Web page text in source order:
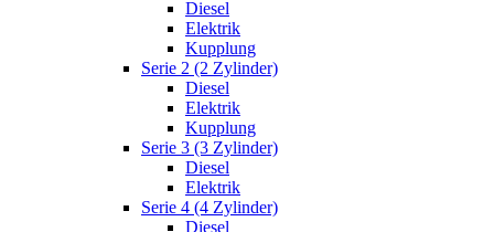
Diesel
Elektrik
Kupplung
Serie 2 (2 Zylinder)
Diesel
Elektrik
Kupplung
Serie 3 (3 Zylinder)
Diesel
Elektrik
Serie 4 (4 Zylinder)
Diesel